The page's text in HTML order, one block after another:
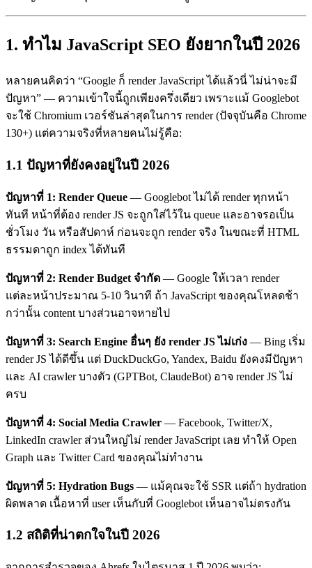
1. ทำไม JavaScript SEO ยังยากในปี 2026
หลายคนคิดว่า “Google ก็ render JavaScript ได้แล้วนี่ ไม่น่าจะมี
ปัญหา” — ความเข้าใจนี้ถูกเพียงครึ่งเดียว เพราะแม้ Googlebot
จะใช้ Chromium เวอร์ชันล่าสุดในการ render (ปัจจุบันคือ Chrome
130+) แต่ความจริงที่หลายคนไม่รู้คือ:
1.1 ปัญหาที่ยังคงอยู่ในปี 2026
ปัญหาที่ 1: Render Queue — Googlebot ไม่ได้ render ทุกหน้า
ทันที หน้าที่ต้อง render JS จะถูกใส่ไว้ใน queue และอาจรอเป็น
ชั่วโมง วัน หรือสัปดาห์ ก่อนจะถูก render จริง ในขณะที่ HTML
ธรรมดาถูก index ได้ทันที
ปัญหาที่ 2: Render Budget จำกัด — Google ให้เวลา render
แต่ละหน้าประมาณ 5-10 วินาที ถ้า JavaScript ของคุณโหลดช้า
กว่านั้น content บางส่วนอาจหายไป
ปัญหาที่ 3: Search Engine อื่นๆ ยัง render JS ไม่เก่ง — Bing เริ่ม
render JS ได้ดีขึ้น แต่ DuckDuckGo, Yandex, Baidu ยังคงมีปัญหา
และ AI crawler บางตัว (GPTBot, ClaudeBot) อาจ render JS ไม่
ครบ
ปัญหาที่ 4: Social Media Crawler — Facebook, Twitter/X,
LinkedIn crawler ส่วนใหญ่ไม่ render JavaScript เลย ทำให้ Open
Graph และ Twitter Card ของคุณไม่ทำงาน
ปัญหาที่ 5: Hydration Bugs — แม้คุณจะใช้ SSR แต่ถ้า hydration
ผิดพลาด เนื้อหาที่ user เห็นกับที่ Googlebot เห็นอาจไม่ตรงกัน
1.2 สถิติที่น่าตกใจในปี 2026